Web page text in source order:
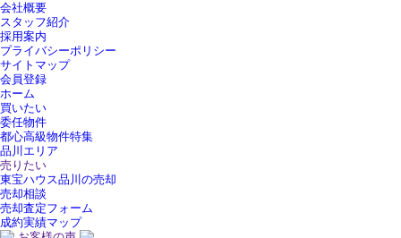
会社概要
スタッフ紹介
採用案内
プライバシーポリシー
サイトマップ
会員登録
ホーム
買いたい
委任物件
都心高級物件特集
品川エリア
売りたい
東宝ハウス品川の売却
売却相談
売却査定フォーム
成約実績マップ